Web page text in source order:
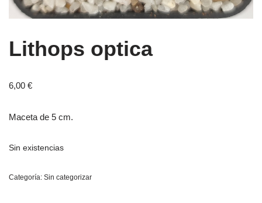
Lithops optica
6,00 €
Maceta de 5 cm.
Sin existencias
Categoría: Sin categorizar